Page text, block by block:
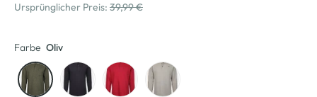
Ursprünglicher Preis: 39,99 €
Farbe Oliv